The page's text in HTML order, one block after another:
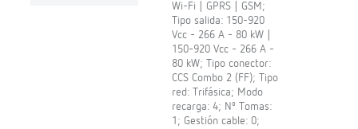
Wi-Fi | GPRS | GSM;
Tipo salida: 150-920
Vcc - 266 A - 80 kW |
150-920 Vcc - 266 A -
80 kW; Tipo conector:
CCS Combo 2 (FF); Tipo
red: Trifásica; Modo
recarga: 4; Nº Tomas:
1; Gestión cable: 0;